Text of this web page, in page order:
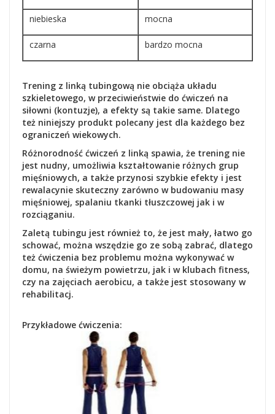
niebieska mocna
czarna bardzo mocna
Trening z linką tubingową nie obciąża układu
szkieletowego, w przeciwieństwie do ćwiczeń na
siłowni (kontuzje), a efekty są takie same. Dlatego
też niniejszy produkt polecany jest dla każdego bez
ograniczeń wiekowych.
Różnorodność ćwiczeń z linką spawia, że trening nie
jest nudny, umożliwia kształtowanie różnych grup
mięśniowych, a także przynosi szybkie efekty i jest
rewalacynie skuteczny zarówno w budowaniu masy
mięśniowej, spalaniu tkanki tłuszczowej jak i w
rozciąganiu.
Zaletą tubingu jest również to, że jest mały, łatwo go
schować, można wszędzie go ze sobą zabrać, dlatego
też ćwiczenia bez problemu można wykonywać w
domu, na świeżym powietrzu, jak i w klubach fitness,
czy na zajęciach aerobicu, a także jest stosowany w
rehabilitacj.
Przykładowe ćwiczenia: